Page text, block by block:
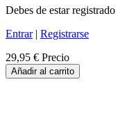
Debes de estar registrado
Entrar| Registrarse
29,95 € Precio
Añadir al carrito